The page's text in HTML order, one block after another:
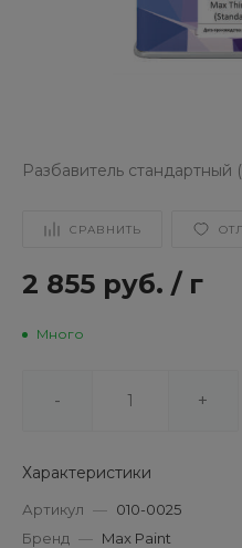
Разбавитель стандартный
СРАВНИТЬ
2 855 руб. / г
Много
- +
Характеристики
Артикул — 010-0025
Бренд — Max Paint